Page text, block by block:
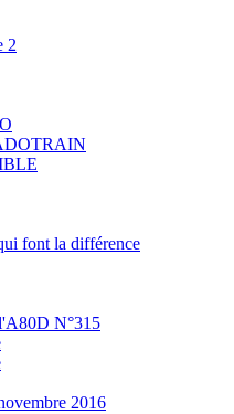
2
font la différence
N°315
2016